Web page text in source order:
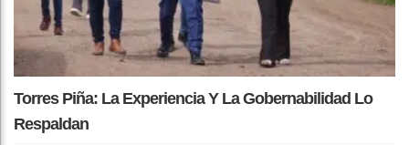
Torres Piña: La Experiencia Y La Gobernabilidad Lo
Respaldan